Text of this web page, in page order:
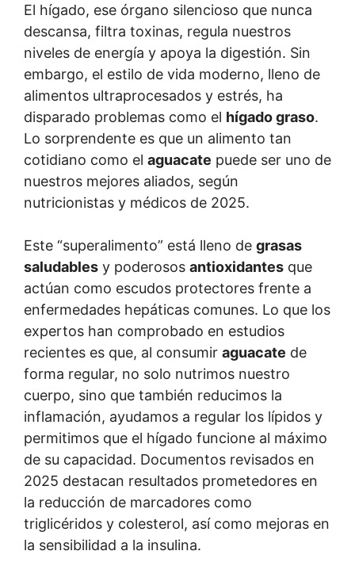
El hígado, ese órgano silencioso que nunca
descansa, filtra toxinas, regula nuestros
niveles de energía y apoya la digestión. Sin
embargo, el estilo de vida moderno, lleno de
alimentos ultraprocesados y estrés, ha
disparado problemas como el hígado graso.
Lo sorprendente es que un alimento tan
cotidiano como el aguacate puede ser uno de
nuestros mejores aliados, según
nutricionistas y médicos de 2025.
Este “superalimento” está lleno de grasas
saludables y poderosos antioxidantes que
actúan como escudos protectores frente a
enfermedades hepáticas comunes. Lo que los
expertos han comprobado en estudios
recientes es que, al consumir aguacate de
forma regular, no solo nutrimos nuestro
cuerpo, sino que también reducimos la
inflamación, ayudamos a regular los lípidos y
permitimos que el hígado funcione al máximo
de su capacidad. Documentos revisados en
2025 destacan resultados prometedores en
la reducción de marcadores como
triglicéridos y colesterol, así como mejoras en
la sensibilidad a la insulina.